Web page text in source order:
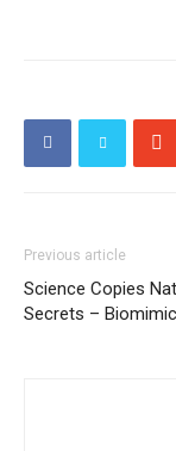
Previous article
Science Copies
Secrets –